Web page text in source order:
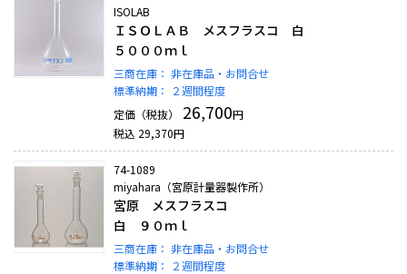
ISOLAB
ＩＳＯＬＡＢ メスフラスコ 白
５０００ｍｌ
三商在庫： 非在庫品・お問合せ
標準納期：
２週間程度
定価（税抜）
26,700円
税込 29,370円
74-1089
miyahara（宮原計量器製作所）
宮原 メスフラスコ
白 ９０ｍｌ
三商在庫： 非在庫品・お問合せ
標準納期：
２週間程度